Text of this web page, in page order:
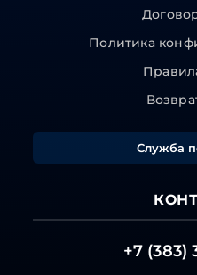
Политика
Служба
+7 (383)